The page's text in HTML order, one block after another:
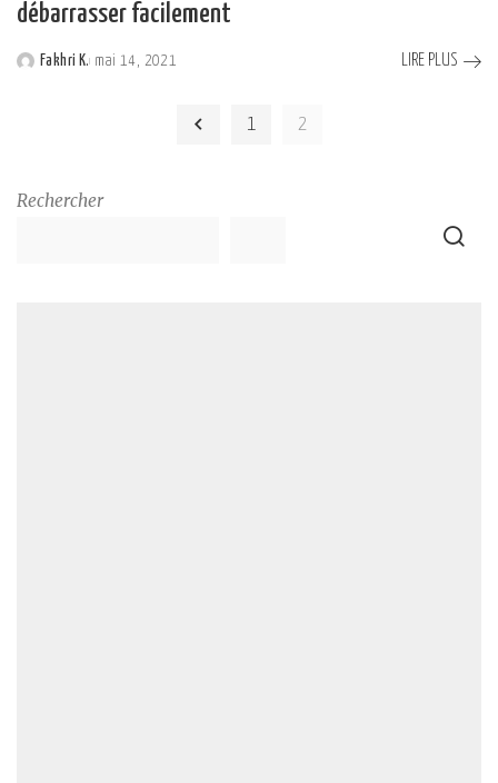
débarrasser facilement
Fakhri K. mai 14, 2021 LIRE PLUS
1 2
Rechercher